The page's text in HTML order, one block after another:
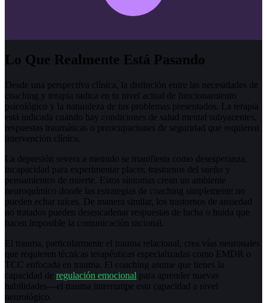
Lo Que Realmente Está Pasando
Desde una perspectiva clínica, la distinción entre las necesidades de
coaching y terapia radica en tu nivel actual de funcionamiento
psicológico y la naturaleza de tus problemas presentados. La terapia
está indicada cuando hay condiciones de salud mental subyacentes,
respuestas traumáticas o preocupaciones de seguridad que requieren
intervención clínica.
La depresión severa a menudo se manifiesta como desesperanza,
incapacidad para experimentar placer, trastornos del sueño y
pensamientos de muerte. Estos síntomas crean un ambiente
neuroquímico donde las estrategias de coaching simplemente no
pueden echar raíces. De manera similar, los trastornos de ansiedad
no tratados pueden desencadenar respuestas de lucha o huida que
hacen imposible la comunicación racional.
El trauma, particularmente el trauma relacional, crea vías neuronales
que requieren técnicas terapéuticas especializadas como EMDR o
TCC enfocada en trauma. El coaching asume que tienes la
capacidad de regulación emocional para aprender nuevas
habilidades—el trauma interrumpe esta capacidad a nivel
neurológico.